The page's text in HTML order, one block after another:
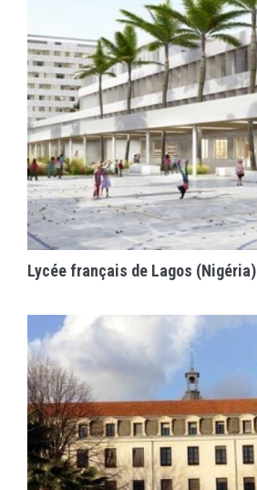
EN SAVOIR PLUS
Lycée français de Lagos (Nigéria)